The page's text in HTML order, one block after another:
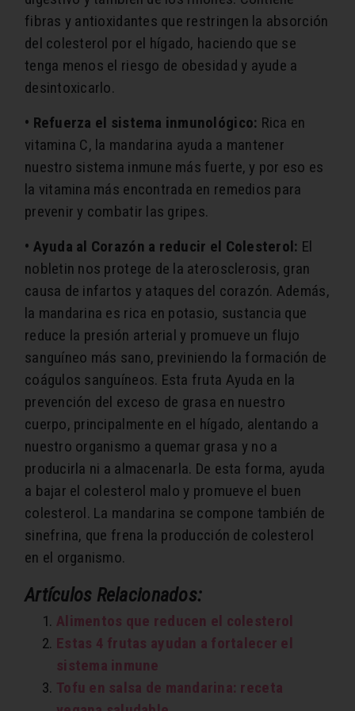
fibras y antioxidantes que restringen la absorción
del colesterol por el hígado, haciendo que se
tenga menos el riesgo de obesidad y ayude a
desintoxicarlo.
• Refuerza el sistema inmunológico: Rica en
vitamina C, la mandarina ayuda a mantener
nuestro sistema inmune más fuerte, y por eso es
la vitamina más encontrada en remedios para
prevenir y combatir las gripes.
• Ayuda al Corazón a reducir el Colesterol: El
nobletin nos protege de la aterosclerosis, gran
causa de infartos y ataques del corazón. Además,
la mandarina es rica en potasio, sustancia que
reduce la presión arterial y promueve un flujo
sanguíneo más sano, previniendo la formación de
coágulos sanguíneos. Esta fruta Ayuda en la
prevención del exceso de grasa en nuestro
cuerpo, principalmente en el hígado, alentando a
nuestro organismo a quemar grasa y no a
producirla ni a almacenarla. De esta forma, ayuda
a bajar el colesterol malo y promueve el buen
colesterol. La mandarina se compone también de
sinefrina, que frena la producción de colesterol
en el organismo.
Artículos Relacionados:
Alimentos que reducen el colesterol
Estas 4 frutas ayudan a fortalecer el
sistema inmune
Tofu en salsa de mandarina: receta